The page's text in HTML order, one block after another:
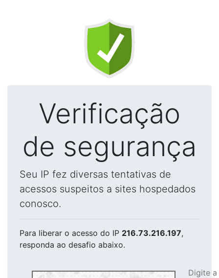
Verificação
de segurança
Seu IP fez diversas tentativas de
acessos suspeitos a sites hospedados
conosco.
Para liberar o acesso do IP 216.73.216.197,
responda ao desafio abaixo.
Digite